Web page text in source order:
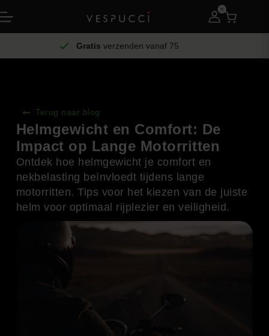
Gratis verzenden vanaf 75
Terug naar blog
Helmgewicht en Comfort: De
Impact op Lange Motorritten
Ontdek hoe helmgewicht je comfort en
nekbelasting beïnvloedt tijdens lange
motorritten. Tips voor het kiezen van de juiste
helm voor optimaal rijplezier en veiligheid.